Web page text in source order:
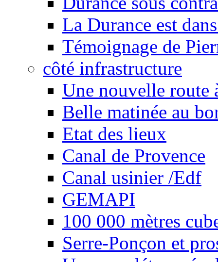
La Durance est
Témoignage de
côté infrastructure
Une nouvelle route
Belle matinée au
Etat des lieux
Canal de Provence
Canal usinier /Edf
GEMAPI
100 000 mètres
Serre-Ponçon et